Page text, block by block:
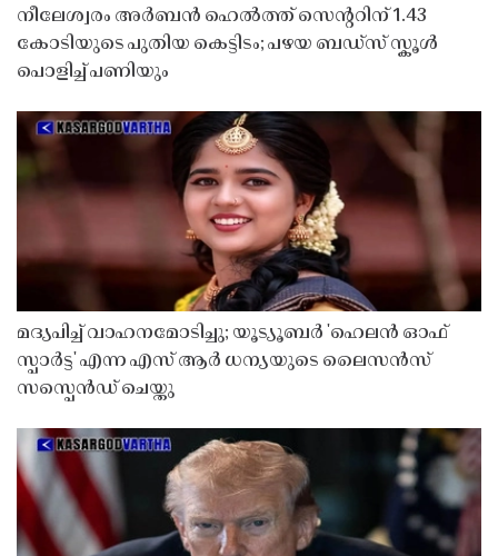
നീലേശ്വരം അർബൻ ഹെൽത്ത് സെൻ്ററിന് 1.43
കോടിയുടെ പുതിയ കെട്ടിടം; പഴയ ബഡ്സ് സ്കൂൾ
പൊളിച്ച് പണിയും
മദ്യപിച്ച് വാഹനമോടിച്ചു; യൂട്യൂബർ 'ഹെലൻ ഓഫ്
സ്പാർട്ട' എന്ന എസ് ആർ ധന്യയുടെ ലൈസൻസ്
സസ്പെൻഡ് ചെയ്തു ​​​​​​​